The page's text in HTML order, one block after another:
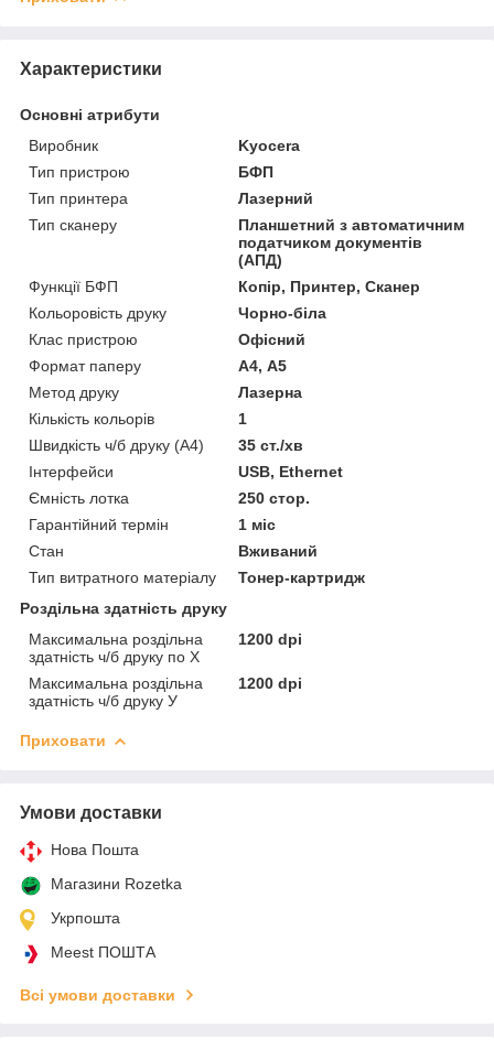
Характеристики
Основні атрибути
Виробник
Kyocera
Тип пристрою
БФП
Тип принтера
Лазерний
Тип сканеру
Планшетний з автоматичним
податчиком документів
(АПД)
Функції БФП
Копір, Принтер, Сканер
Кольоровість друку
Чорно-біла
Клас пристрою
Офісний
Формат паперу
А4, А5
Метод друку
Лазерна
Кількість кольорів
1
Швидкість ч/б друку (A4)
35 ст./хв
Інтерфейси
USB, Ethernet
Ємність лотка
250 стор.
Гарантійний термін
1 міс
Стан
Вживаний
Тип витратного матеріалу
Тонер-картридж
Роздільна здатність друку
Максимальна роздільна
здатність ч/б друку по Х
1200 dpi
Максимальна роздільна
здатність ч/б друку У
1200 dpi
Приховати
Умови доставки
Нова Пошта
Магазини Rozetka
Укрпошта
Meest ПОШТА
Всі умови доставки